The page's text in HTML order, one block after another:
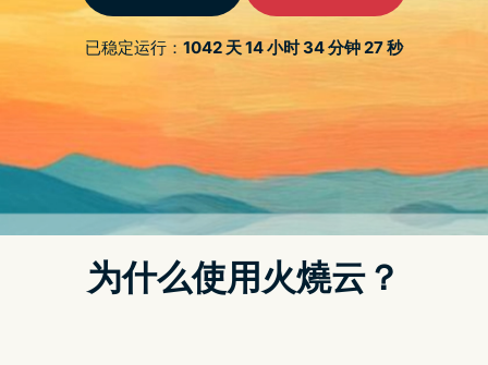
贴图，本周除了有康宝厨房的免费贴图，还有未出现在贴图小舖
的 Audi Taiwan 和 Vespa Taiwan 的隐藏贴图开放免费下载！
此外，依循惯例也整理了目前能下载的免费贴图总共多达 20
LINE 免费贴图整理：20 款 LINE 免费贴图，超可
爱贴图限时开放下载！
1. 动滋动滋！康宝妈妈动起来（下载期限：即日起至
2022/07/28）